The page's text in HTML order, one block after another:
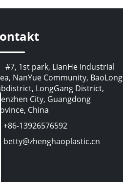
#7, 1st park, LianHe Industrial
NanYue Community, BaoLong
LongGang District,
City, Guangdong
China
+86-13926576592
betty@zhenghaoplastic.cn